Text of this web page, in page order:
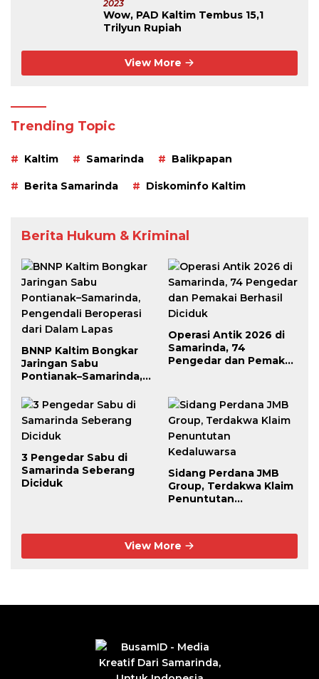
2023
Wow, PAD Kaltim Tembus 15,1
Trilyun Rupiah
View More
Trending Topic
Kaltim Samarinda Balikpapan
Berita Samarinda Diskominfo Kaltim
Berita Hukum & Kriminal
BNNP Kaltim Bongkar
Jaringan Sabu
Pontianak–Samarinda,
dari Dalam Lapas
Operasi Antik 2026 di
Samarinda, 74
Pengedar dan Pemakai
3 Pengedar Sabu di
Samarinda Seberang
Diciduk
Sidang Perdana JMB
Group, Terdakwa Klaim
Penuntutan
View More